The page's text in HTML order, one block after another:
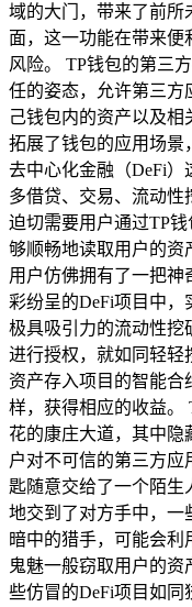
域的大门，带来了前所
面，这一功能在带来便
风险。 TP钱包的第三
任的姿态，允许第三方
己钱包内的资产以及
拓展了钱包的应用场景
去中心化金融（DeFi
多借贷、交易、流动性
迫切需要用户通过TP
够顺畅地读取用户的资
用户仿佛拥有了一把
彩纷呈的DeFi项目中
极具吸引力的流动性挖
进行授权，就如同轻轻
资产存入项目的智能
样，获得相应的收益。
花的康庄大道，其中
户对不可信的第三方应
匙随意交给了一个陌生
地交到了对方手中，一
暗中的猎手，可能会利
鬼魅一般窃取用户的
些仿冒的DeFi项目如同